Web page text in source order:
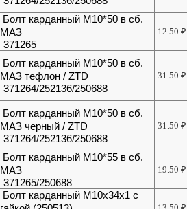
Болт карданный М10*50 в сб.
МАЗ
371265
12.50₽
Болт карданный М10*50 в сб.
МАЗ тефлон / ZTD
371264/252136/250688
31.50₽
Болт карданный М10*50 в сб.
МАЗ черный / ZTD
371264/252136/250688
31.50₽
Болт карданный М10*55 в сб.
МАЗ
371265/250688
19.50₽
Болт карданный М10х34х1 с